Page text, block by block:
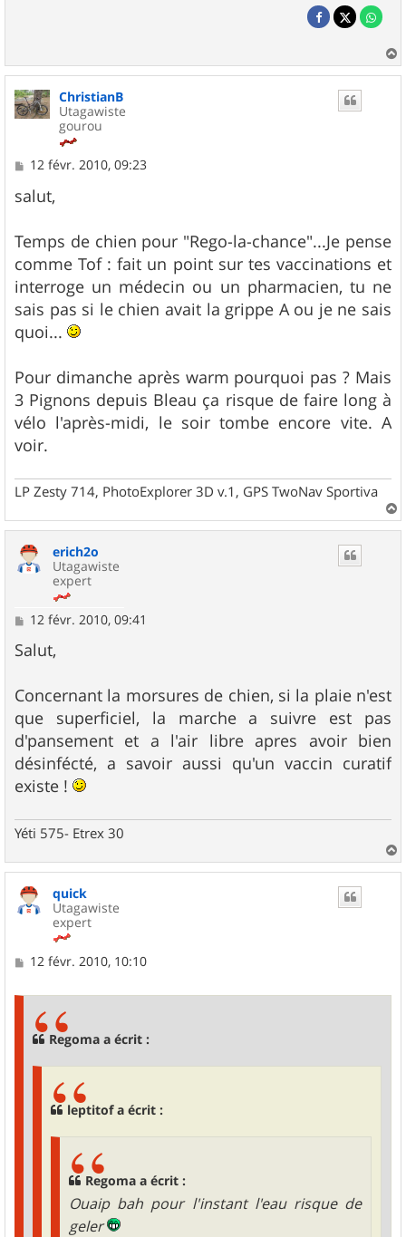
a
ChristianB
Utagawiste
gourou
M
s
s
g
e
12 févr. 2010, 09:23
salut,
Temps de chien pour "Rego-la-chance"...Je pense
comme Tof : fait un point sur tes vaccinations et
interroge un médecin ou un pharmacien, tu ne
sais pas si le chien avait la grippe A ou je ne sais
quoi...
Pour dimanche après warm pourquoi pas ? Mais
3 Pignons depuis Bleau ça risque de faire long à
vélo l'après-midi, le soir tombe encore vite. A
voir.
LP Zesty 714, PhotoExplorer 3D v.1, GPS TwoNav Sportiva
a
erich2o
Utagawiste
expert
M
s
s
g
e
12 févr. 2010, 09:41
Salut,
Concernant la morsures de chien, si la plaie n'est
que superficiel, la marche a suivre est pas
d'pansement et a l'air libre apres avoir bien
désinfécté, a savoir aussi qu'un vaccin curatif
existe !
Yéti 575- Etrex 30
a
u
quick
Utagawiste
expert
M12 févr. 2010, 10:10
Regoma a écrit :
leptitof a écrit :
Regoma a écrit :
Ouaip bah pour l'instant l'eau risque de
geler